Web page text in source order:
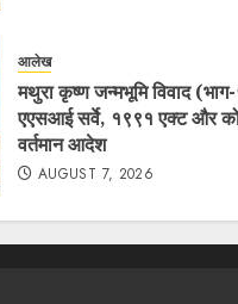
आलेख
मथुरा कृष्ण जन्मभूमि विवाद
एएसआई सर्वे, १९९१ एक्ट और
वर्तमान आदेश
AUGUST 7, 2026